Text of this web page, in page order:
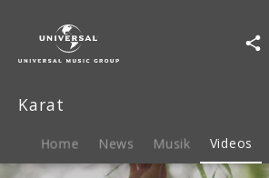
Karat
Home News Musik Videos